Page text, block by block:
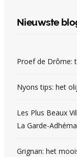
Nieuwste
Proef de Drôme:
Nyons tips: het
Les Plus Beaux
La Garde-
Grignan: het